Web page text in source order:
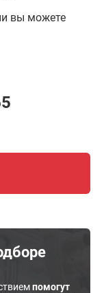
вы можете
помогут